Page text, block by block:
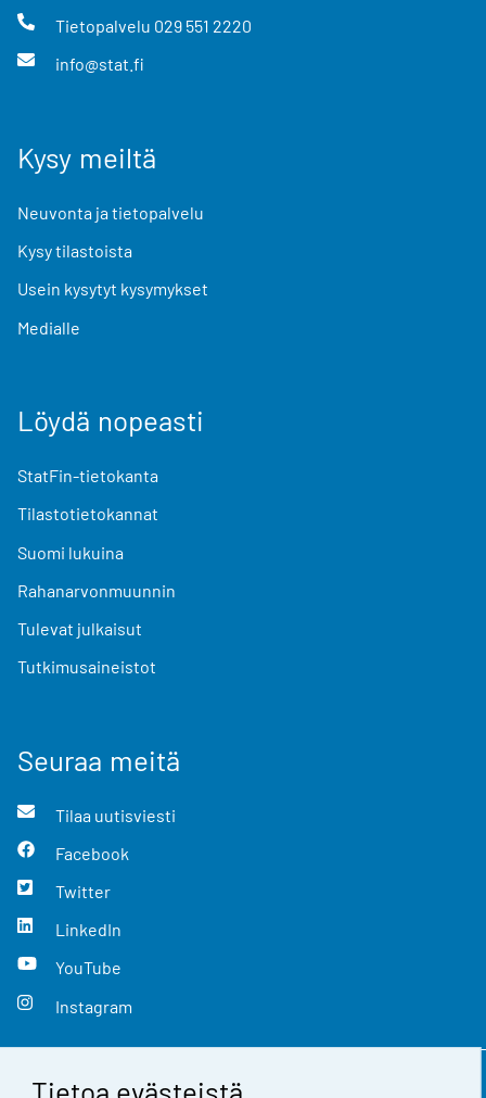
Tietoa evästeistä
Tietopalvelu 029 551 2220
info@stat.fi
Kysy meiltä
Neuvonta ja tietopalvelu
Kysy tilastoista
Usein kysytyt kysymykset
Medialle
Löydä nopeasti
StatFin-tietokanta
Tilastotietokannat
Suomi lukuina
Rahanarvonmuunnin
Tulevat julkaisut
Tutkimusaineistot
Seuraa meitä
Tilaa uutisviesti
Facebook
Twitter
LinkedIn
YouTube
Instagram